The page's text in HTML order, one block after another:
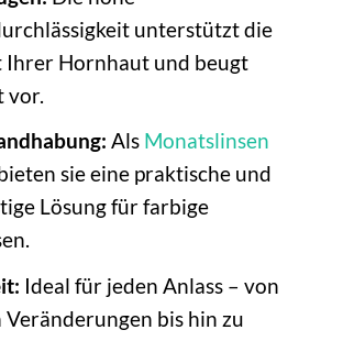
unterstützt die
Ihrer Hornhaut und beugt
vor.
Als Monatslinsen
sie eine praktische und
Lösung für farbige
Ideal für jeden Anlass – von
bis hin zu